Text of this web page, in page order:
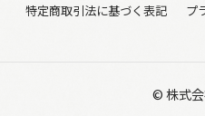
特定商取引法に基づく表記 プ
© 株式